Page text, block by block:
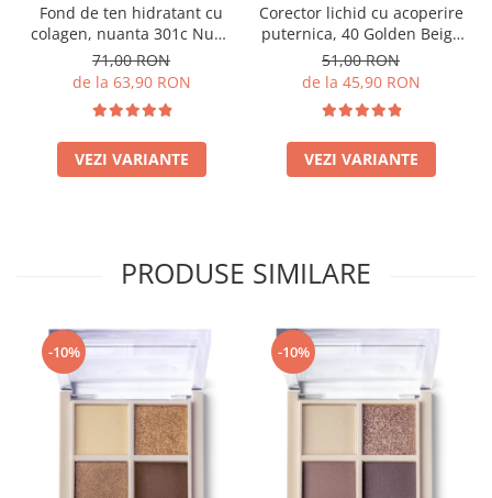
Fond de ten hidratant cu
colagen, nuanta 301c Nude
- 30ml
71,00 RON
de la 63,90 RON
VEZI VARIANTE
Corector lichid cu acoperire
puternica, 40 Golden Beige
- 9ml
51,00 RON
de la 45,90 RON
VEZI VARIANTE
PRODUSE SIMILARE
-10% -10%